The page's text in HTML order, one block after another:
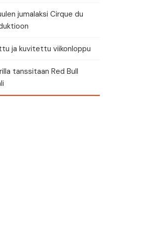
jumalaksi Cirque du
ja kuvitettu viikonloppu
tanssitaan Red Bull